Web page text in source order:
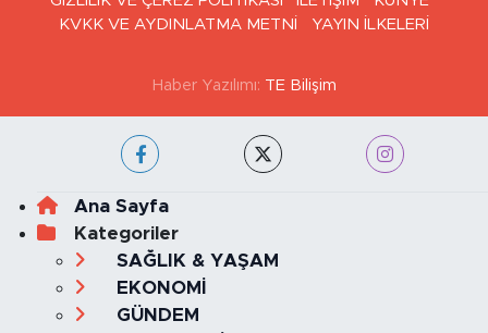
GİZLİLİK VE ÇEREZ POLİTİKASI İLETİŞİM
KÜNYE
KVKK VE AYDINLATMA METNİ
YAYIN İLKELERİ
Haber Yazılımı: TE Bilişim
Ana Sayfa
Kategoriler
SAĞLIK & YAŞAM
EKONOMİ
GÜNDEM